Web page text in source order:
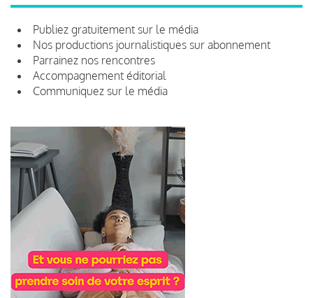
Publiez gratuitement sur le média
Nos productions journalistiques sur abonnement
Parrainez nos rencontres
Accompagnement éditorial
Communiquez sur le média